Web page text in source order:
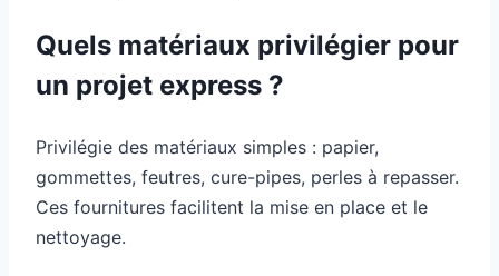
Quels matériaux privilégier pour
un projet express ?
Privilégie des matériaux simples : papier,
gommettes, feutres, cure-pipes, perles à repasser.
Ces fournitures facilitent la mise en place et le
nettoyage.